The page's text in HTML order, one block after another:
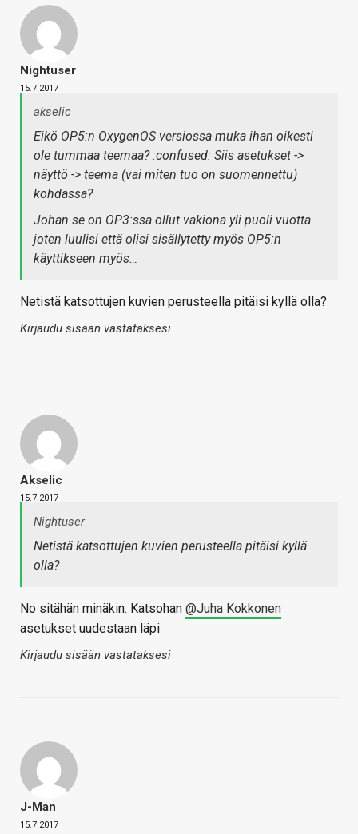
Nightuser
15.7.2017
akselic
Eikö OP5:n OxygenOS versiossa muka ihan oikesti
ole tummaa teemaa? :confused: Siis asetukset ->
näyttö -> teema (vai miten tuo on suomennettu)
kohdassa?
Johan se on OP3:ssa ollut vakiona yli puoli vuotta
joten luulisi että olisi sisällytetty myös OP5:n
käyttikseen myös…
Netistä katsottujen kuvien perusteella pitäisi kyllä olla?
Kirjaudu sisään vastataksesi
Akselic
15.7.2017
Nightuser
Netistä katsottujen kuvien perusteella pitäisi kyllä
olla?
No sitähän minäkin. Katsohan @Juha Kokkonen
asetukset uudestaan läpi
Kirjaudu sisään vastataksesi
J-Man
15.7.2017